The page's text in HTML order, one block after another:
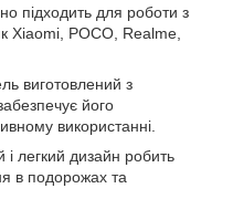
підходить для роботи з
Xiaomi, POCO, Realme,
виготовлений з
його
використанні.
і легкий дизайн робить
в подорожах та